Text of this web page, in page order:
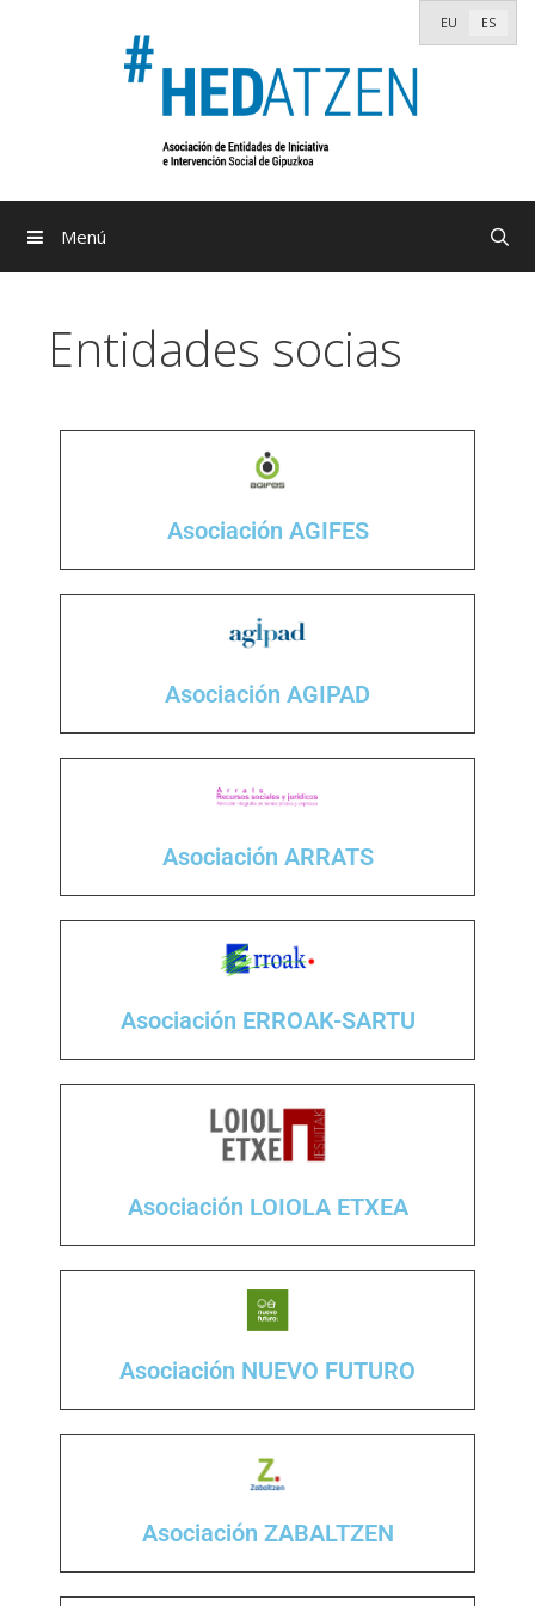
EU ES
Menú
Entidades socias
Asociación AGIFES
Asociación AGIPAD
Asociación ARRATS
Asociación ERROAK-SARTU
Asociación LOIOLA ETXEA
Asociación NUEVO FUTURO
Asociación ZABALTZEN